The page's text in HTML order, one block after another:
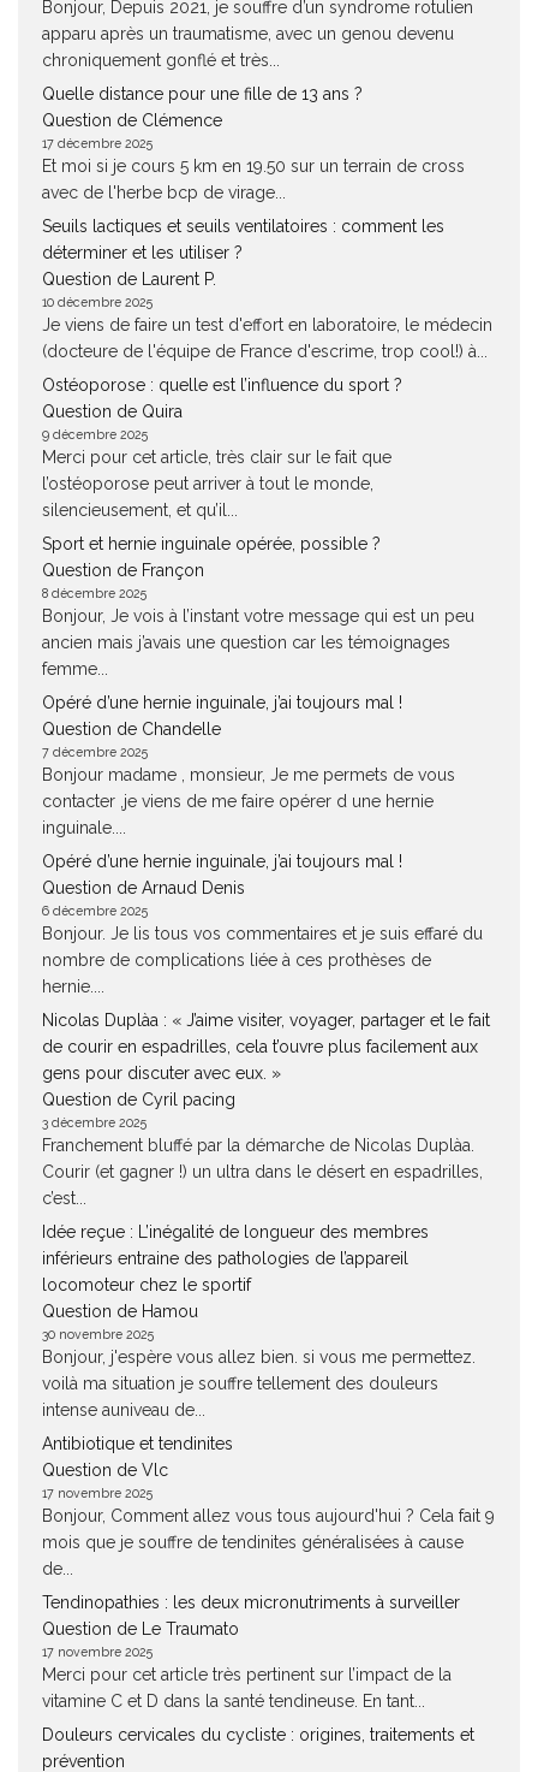
Bonjour, Depuis 2021, je souffre d’un syndrome rotulien
apparu après un traumatisme, avec un genou devenu
chroniquement gonflé et très...
Quelle distance pour une fille de 13 ans ?
Question de Clémence
17 décembre 2025
Et moi si je cours 5 km en 19.50 sur un terrain de cross
avec de l'herbe bcp de virage...
Seuils lactiques et seuils ventilatoires : comment les
déterminer et les utiliser ?
Question de Laurent P.
10 décembre 2025
Je viens de faire un test d'effort en laboratoire, le médecin
(docteure de l'équipe de France d'escrime, trop cool!) à...
Ostéoporose : quelle est l’influence du sport ?
Question de Quira
9 décembre 2025
Merci pour cet article, très clair sur le fait que
l’ostéoporose peut arriver à tout le monde,
silencieusement, et qu’il...
Sport et hernie inguinale opérée, possible ?
Question de Françon
8 décembre 2025
Bonjour, Je vois à l’instant votre message qui est un peu
ancien mais j’avais une question car les témoignages
femme...
Opéré d’une hernie inguinale, j’ai toujours mal !
Question de Chandelle
7 décembre 2025
Bonjour madame , monsieur, Je me permets de vous
contacter ,je viens de me faire opérer d une hernie
inguinale....
Opéré d’une hernie inguinale, j’ai toujours mal !
Question de Arnaud Denis
6 décembre 2025
Bonjour. Je lis tous vos commentaires et je suis effaré du
nombre de complications liée à ces prothèses de
hernie....
Nicolas Duplàa : « J’aime visiter, voyager, partager et le fait
de courir en espadrilles, cela t’ouvre plus facilement aux
gens pour discuter avec eux. »
Question de Cyril pacing
3 décembre 2025
Franchement bluffé par la démarche de Nicolas Duplàa.
Courir (et gagner !) un ultra dans le désert en espadrilles,
c’est...
Idée reçue : L’inégalité de longueur des membres
inférieurs entraine des pathologies de l’appareil
locomoteur chez le sportif
Question de Hamou
30 novembre 2025
Bonjour, j'espère vous allez bien. si vous me permettez.
voilà ma situation je souffre tellement des douleurs
intense auniveau de...
Antibiotique et tendinites
Question de Vlc
17 novembre 2025
Bonjour, Comment allez vous tous aujourd'hui ? Cela fait 9
mois que je souffre de tendinites généralisées à cause
de...
Tendinopathies : les deux micronutriments à surveiller
Question de Le Traumato
17 novembre 2025
Merci pour cet article très pertinent sur l’impact de la
vitamine C et D dans la santé tendineuse. En tant...
Douleurs cervicales du cycliste : origines, traitements et
prévention